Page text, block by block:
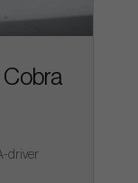
Cobra
driver